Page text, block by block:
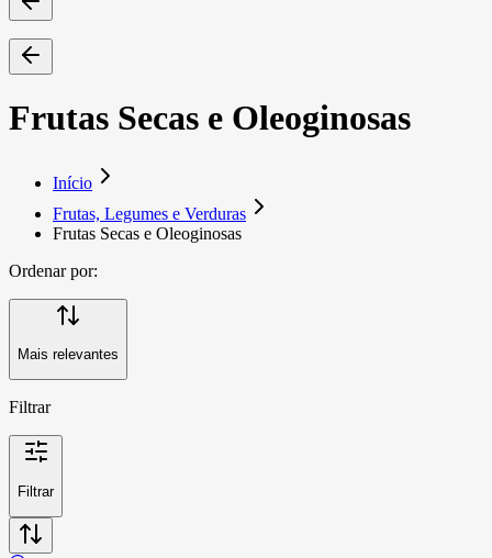
Frutas Secas e Oleoginosas
Início
Frutas, Legumes e Verduras
Frutas Secas e Oleoginosas
Ordenar por:
Mais relevantes
Filtrar
Filtrar